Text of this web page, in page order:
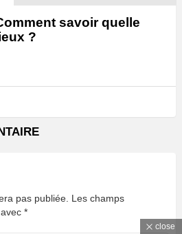
savoir quelle
?
pas publiée. Les champs
*
close